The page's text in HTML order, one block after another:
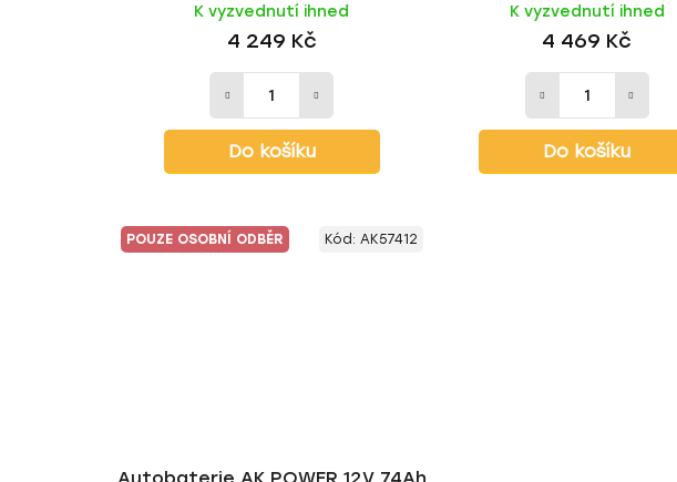
K vyzvednutí ihned
4 249 Kč
Do košíku
K vyzvednutí ihned
4 469 Kč
Do košíku
POUZE OSOBNÍ ODBĚR
Autobaterie AK POWER 12V 74Ah
Kód: AK57412